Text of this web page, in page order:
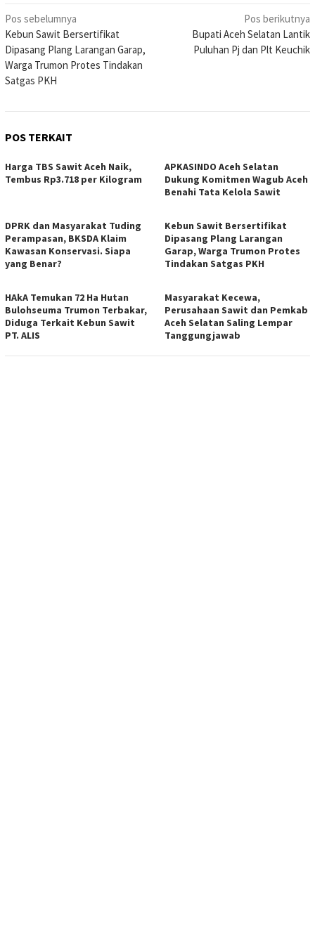
Navigasi
pos
Pos sebelumnya
Kebun Sawit Bersertifikat
Dipasang Plang Larangan Garap,
Warga Trumon Protes Tindakan
Satgas PKH
Pos berikutnya
Bupati Aceh Selatan Lantik
Puluhan Pj dan Plt Keuchik
POS TERKAIT
Harga TBS Sawit Aceh Naik,
Tembus Rp3.718 per Kilogram
APKASINDO Aceh Selatan
Dukung Komitmen Wagub Aceh
Benahi Tata Kelola Sawit
DPRK dan Masyarakat Tuding
Perampasan, BKSDA Klaim
Kawasan Konservasi. Siapa
yang Benar?
Kebun Sawit Bersertifikat
Dipasang Plang Larangan
Garap, Warga Trumon Protes
Tindakan Satgas PKH
HAkA Temukan 72 Ha Hutan
Bulohseuma Trumon Terbakar,
Diduga Terkait Kebun Sawit
PT. ALIS
Masyarakat Kecewa,
Perusahaan Sawit dan Pemkab
Aceh Selatan Saling Lempar
Tanggungjawab